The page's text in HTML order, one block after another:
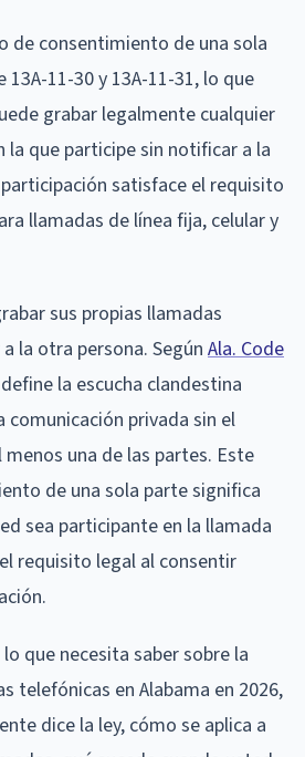
de consentimiento de una sola
13A-11-30 y 13A-11-31, lo que
grabar legalmente cualquier
la que participe sin notificar a la
satisface el requisito
llamadas de línea fija, celular y
sus propias llamadas
la otra persona. Según Ala. Code
la escucha clandestina
privada sin el
una de las partes. Este
de una sola parte significa
sea participante en la llamada
requisito legal al consentir
que necesita saber sobre la
telefónicas en Alabama en 2026,
dice la ley, cómo se aplica a